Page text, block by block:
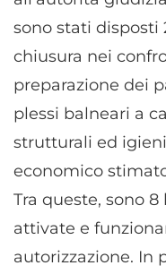
sono stati
chiusura nei
preparazione dei
plessi balneari a
strutturali ed
economico
Tra queste, sono
attivate e
autorizzazione. In